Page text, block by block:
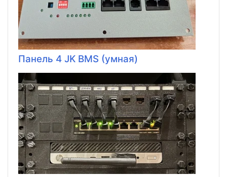
Панель 4 JK BMS (умная)